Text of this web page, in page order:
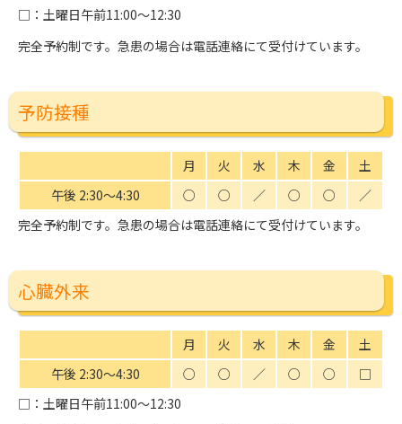
□ ：土曜日午前11:00〜12:30
完全予約制です。急患の場合は電話連絡にて受付けています。
予防接種
月 火 水 木 金
土
午後 2:30〜4:30
○ ○ ／ ○ ○
／
完全予約制です。急患の場合は電話連絡にて受付けています。
心臓外来
月 火 水 木 金
土
午後 2:30〜4:30
○ ○ ／ ○ ○
□
□ ：土曜日午前11:00〜12:30